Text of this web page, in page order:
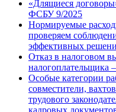
«Длящиеся
ФСБУ 9/2025
Нормируемые
проверяем
эффективных
Отказ в налоговом
налогоплательщика
Особые категории
совместители,
трудового
кадровых